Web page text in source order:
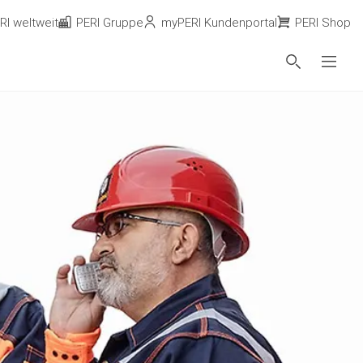
weltweit PERI Gruppe myPERI Kundenportal PERI Shop